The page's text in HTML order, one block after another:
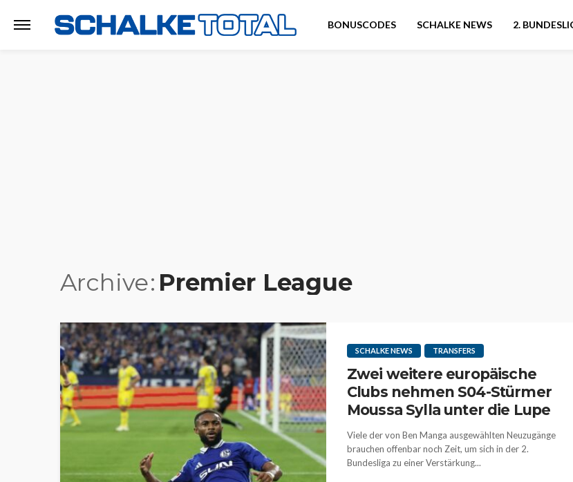
BONUSCODES SCHALKE NEWS 2.
Archive Premier League
SCHALKE NEWS TRANSFERS
Zwei weitere europäische
Clubs nehmen S04-Stürmer
Moussa Sylla unter die Lupe
Viele der von Ben Manga ausgewählten Neuzugänge
brauchen offenbar noch Zeit, um sich in der 2.
Bundesliga zu einer Verstärkung...